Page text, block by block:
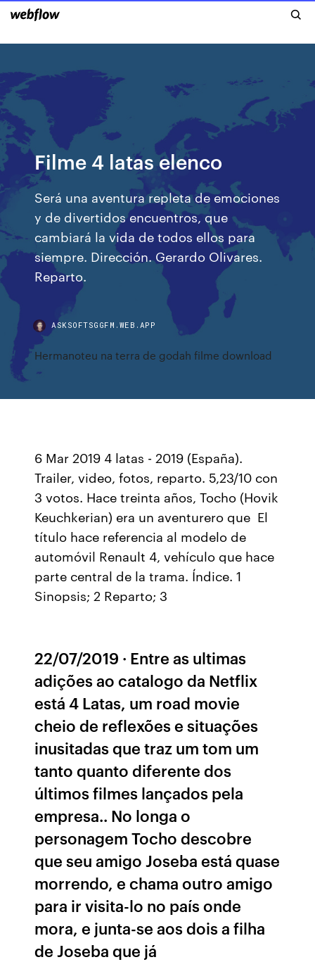
Filme 4 latas elenco
Será una aventura repleta de emociones
y de divertidos encuentros, que
cambiará la vida de todos ellos para
siempre. Dirección. Gerardo Olivares.
Reparto.
ASKSOFTSGGFM.WEB.APP
Hermanoteu na terra de godah filme download
6 Mar 2019 4 latas - 2019 (España).
Trailer, video, fotos, reparto. 5,23/10 con
3 votos. Hace treinta años, Tocho (Hovik
Keuchkerian) era un aventurero que El
título hace referencia al modelo de
automóvil Renault 4, vehículo que hace
parte central de la trama. Índice. 1
Sinopsis; 2 Reparto; 3
22/07/2019 · Entre as ultimas
adições ao catalogo da Netflix
está 4 Latas, um road movie
cheio de reflexões e situações
inusitadas que traz um tom um
tanto quanto diferente dos
últimos filmes lançados pela
empresa.. No longa o
personagem Tocho descobre
que seu amigo Joseba está quase
morrendo, e chama outro amigo
para ir visita-lo no país onde
mora, e junta-se aos dois a filha
de Joseba que já